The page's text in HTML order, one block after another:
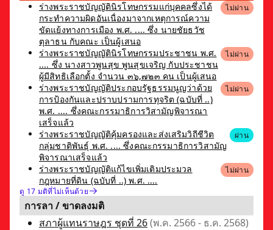
ร่างพระราชบัญญัตินิรโทษกรรมแก่บุคคลซึ่งได้
กระทำความผิดอันเนื่องมาจากเหตุการณ์ความ
ขัดแย้งทางการเมือง พ.ศ. .... ซึ่ง นายชัยธวัช
ตุลาธน กับคณะ เป็นผู้เสนอ
ไม่ผ่าน
ร่างพระราชบัญญัตินิรโทษกรรมประชาชน พ.ศ.
.... ซึ่ง นางสาวพูนสุข พูนสุขเจริญ กับประชาชน
ผู้มีสิทธิเลือกตั้ง จำนวน ๓๖,๗๒๓ คน เป็นผู้เสนอ
ไม่ผ่าน
ร่างพระราชบัญญัติประกอบรัฐธรรมนูญว่าด้วย
การป้องกันและปราบปรามการทุจริต (ฉบับที่ ..)
พ.ศ. .... ซึ่งคณะกรรมาธิการวิสามัญพิจารณา
เสร็จแล้ว
ไม่ผ่าน
ร่างพระราชบัญญัติคุ้มครองและส่งเสริมวิถีชีวิต
กลุ่มชาติพันธุ์ พ.ศ. .... ซึ่งคณะกรรมาธิการวิสามัญ
พิจารณาเสร็จแล้ว
ผ่าน
ร่างพระราชบัญญัติแก้ไขเพิ่มเติมประมวล
กฎหมายที่ดิน (ฉบับที่ ..) พ.ศ. ....
ไม่ผ่าน
ดู 17 มติที่ไม่เห็นด้วย
การลา / ขาดลงมติ
สภาผู้แทนราษฎร ชุดที่ 26(พ.ค. 2566 - ธ.ค. 2568)